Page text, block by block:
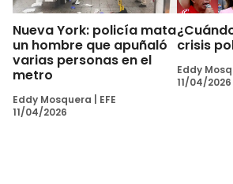
Nueva York: policía mata
un hombre que apuñaló
varias personas en el
metro
Eddy Mosquera
EFE
11/04/2026
crisis
Eddy
11/04/2026